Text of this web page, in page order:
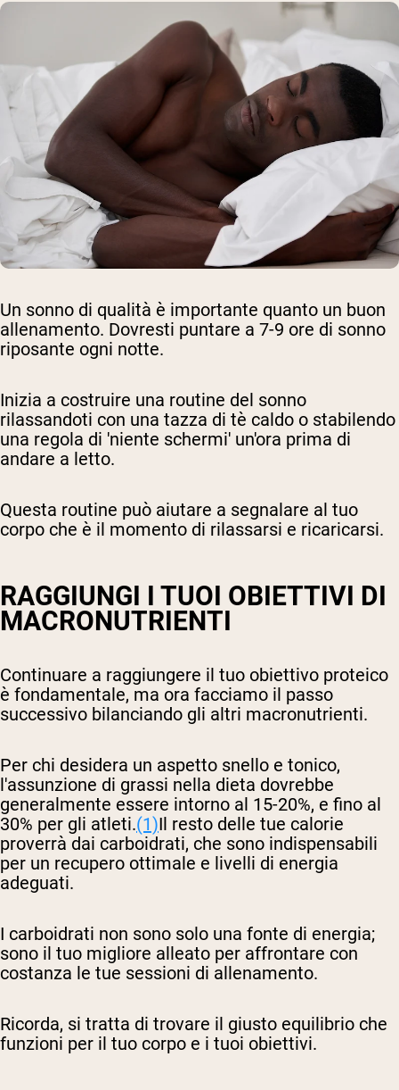
Un sonno di qualità è importante quanto un buon
allenamento. Dovresti puntare a 7-9 ore di sonno
riposante ogni notte.
Inizia a costruire una routine del sonno
rilassandoti con una tazza di tè caldo o stabilendo
una regola di 'niente schermi' un'ora prima di
andare a letto.
Questa routine può aiutare a segnalare al tuo
corpo che è il momento di rilassarsi e ricaricarsi.
RAGGIUNGI I TUOI OBIETTIVI DI
MACRONUTRIENTI
Continuare a raggiungere il tuo obiettivo proteico
è fondamentale, ma ora facciamo il passo
successivo bilanciando gli altri macronutrienti.
Per chi desidera un aspetto snello e tonico,
l'assunzione di grassi nella dieta dovrebbe
generalmente essere intorno al 15-20%, e fino al
30% per gli atleti.(1)Il resto delle tue calorie
proverrà dai carboidrati, che sono indispensabili
per un recupero ottimale e livelli di energia
adeguati.
I carboidrati non sono solo una fonte di energia;
sono il tuo migliore alleato per affrontare con
costanza le tue sessioni di allenamento.
Ricorda, si tratta di trovare il giusto equilibrio che
funzioni per il tuo corpo e i tuoi obiettivi.